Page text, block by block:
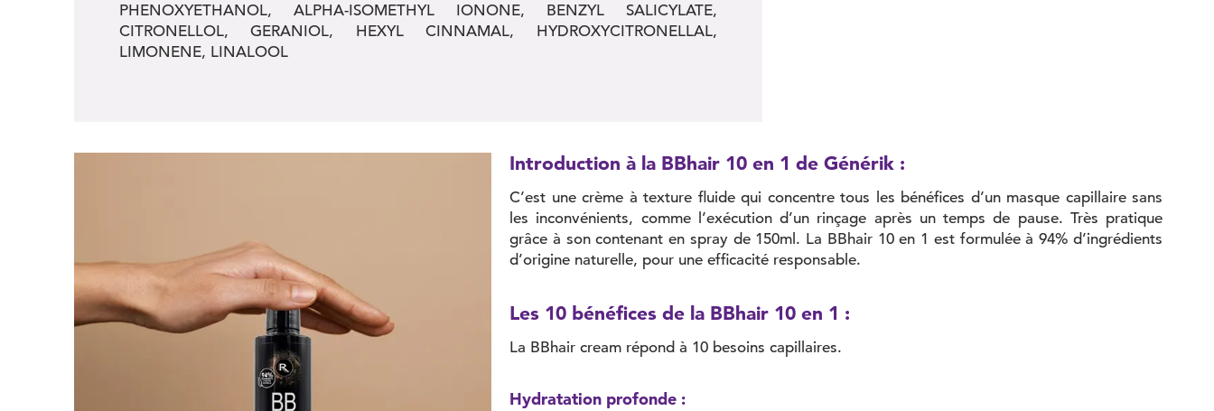
PHENOXYETHANOL, ALPHA-ISOMETHYL IONONE, BENZYL SALICYLATE,
CITRONELLOL, GERANIOL, HEXYL CINNAMAL, HYDROXYCITRONELLAL,
LIMONENE, LINALOOL
Introduction à la BBhair 10 en 1 de Générik :
C’est une crème à texture fluide qui concentre tous les bénéfices d’un masque capillaire sans
les inconvénients, comme l’exécution d’un rinçage après un temps de pause. Très pratique
grâce à son contenant en spray de 150ml. La BBhair 10 en 1 est formulée à 94% d’ingrédients
d’origine naturelle, pour une efficacité responsable.
Les 10 bénéfices de la BBhair 10 en 1 :
La BBhair cream répond à 10 besoins capillaires.
Hydratation profonde :